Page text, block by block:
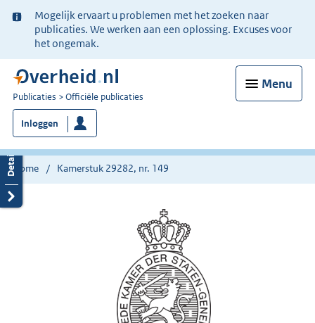
Ter
informatie:
Mogelijk ervaart u problemen met het zoeken naar
publicaties. We werken aan een oplossing. Excuses voor
het ongemak.
Menu
U
bent
nu
hier:
Publicaties Officiële publicaties
Inloggen
Home Kamerstuk 29282, nr. 149